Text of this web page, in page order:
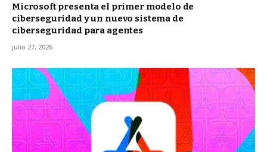
Microsoft presenta el primer modelo de
ciberseguridad y un nuevo sistema de
ciberseguridad para agentes
julio 27, 2026